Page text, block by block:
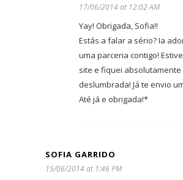
17/06/2014 at 12:02 AM
Yay! Obrigada, Sofia!!
Estás a falar a sério? Ia
uma parceria contigo!
site e fiquei absolutamente
deslumbrada! Já te envio
Até já e obrigada!*
SOFIA GARRIDO
15/06/2014 at 1:46 PM